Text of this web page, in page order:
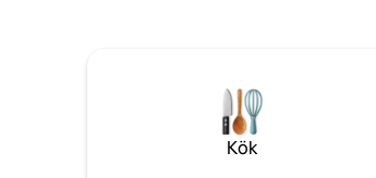
härligt! Vår casita passar bra för par,
ensamma äventyrare, affärsresenärer,
familjer (med barn) och väl uppfostrade
håriga vänner (husdjur).
Kök